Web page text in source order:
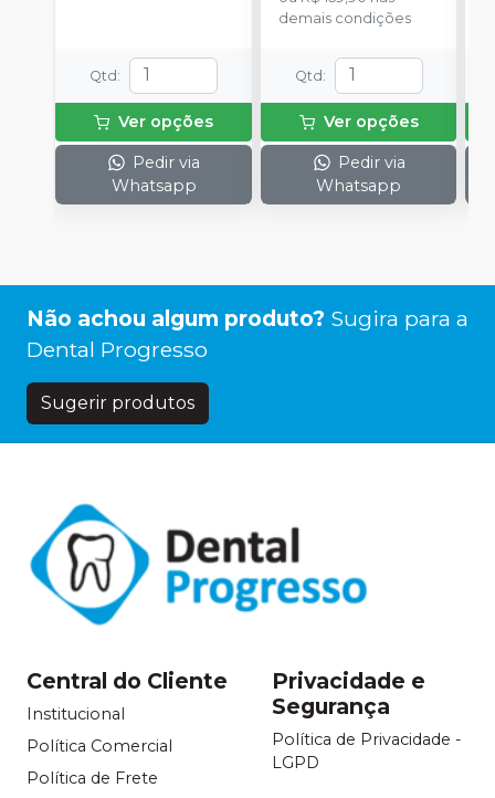
Qtd :
Ver opções
Pedir via
Whatsapp
demais condições
Qtd :
Ver opções
Pedir via
Whatsapp
Não achou algum produto? Sugira para a
Dental Progresso
Sugerir produtos
Central do Cliente
Institucional
Política Comercial
Política de Frete
Privacidade e
Segurança
Política de Privacidade -
LGPD